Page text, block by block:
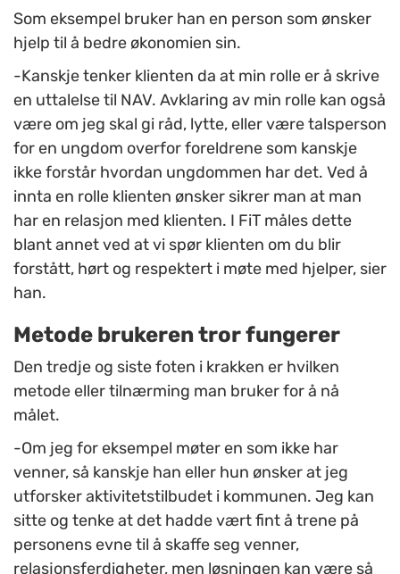
Som eksempel bruker han en person som ønsker
hjelp til å bedre økonomien sin.
-Kanskje tenker klienten da at min rolle er å skrive
en uttalelse til NAV. Avklaring av min rolle kan også
være om jeg skal gi råd, lytte, eller være talsperson
for en ungdom overfor foreldrene som kanskje
ikke forstår hvordan ungdommen har det. Ved å
innta en rolle klienten ønsker sikrer man at man
har en relasjon med klienten. I FiT måles dette
blant annet ved at vi spør klienten om du blir
forstått, hørt og respektert i møte med hjelper, sier
han.
Metode brukeren tror fungerer
Den tredje og siste foten i krakken er hvilken
metode eller tilnærming man bruker for å nå
målet.
-Om jeg for eksempel møter en som ikke har
venner, så kanskje han eller hun ønsker at jeg
utforsker aktivitetstilbudet i kommunen. Jeg kan
sitte og tenke at det hadde vært fint å trene på
personens evne til å skaffe seg venner,
relasjonsferdigheter, men løsningen kan være så